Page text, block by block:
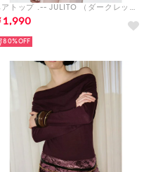
ベアトップ .-- JULITO （ダークレッド）
1,990
80%